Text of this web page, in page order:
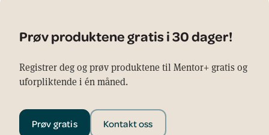
Prøv produktene gratis i 30 dager!
Registrer deg og prøv produktene til Mentor+ gratis og
uforpliktende i én måned.
Prøv gratis Kontakt oss